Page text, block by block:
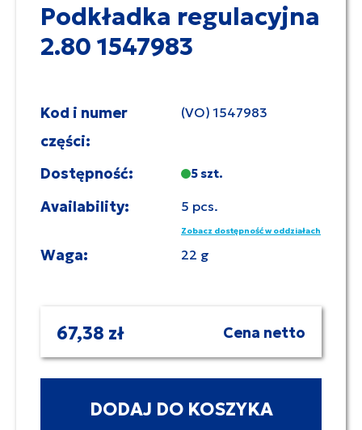
Podkładka regulacyjna
2.80 1547983
Kod i numer
części:
(VO) 1547983
Dostępność: 5 szt.
Availability: 5 pcs.
Zobacz dostępność w oddziałach
Waga: 22 g
67,38 zł Cena netto
DODAJ DO KOSZYKA